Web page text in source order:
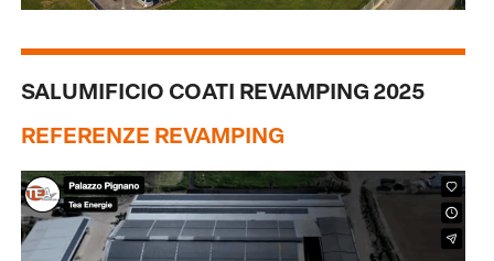
SALUMIFICIO COATI REVAMPING 2025
REFERENZE REVAMPING